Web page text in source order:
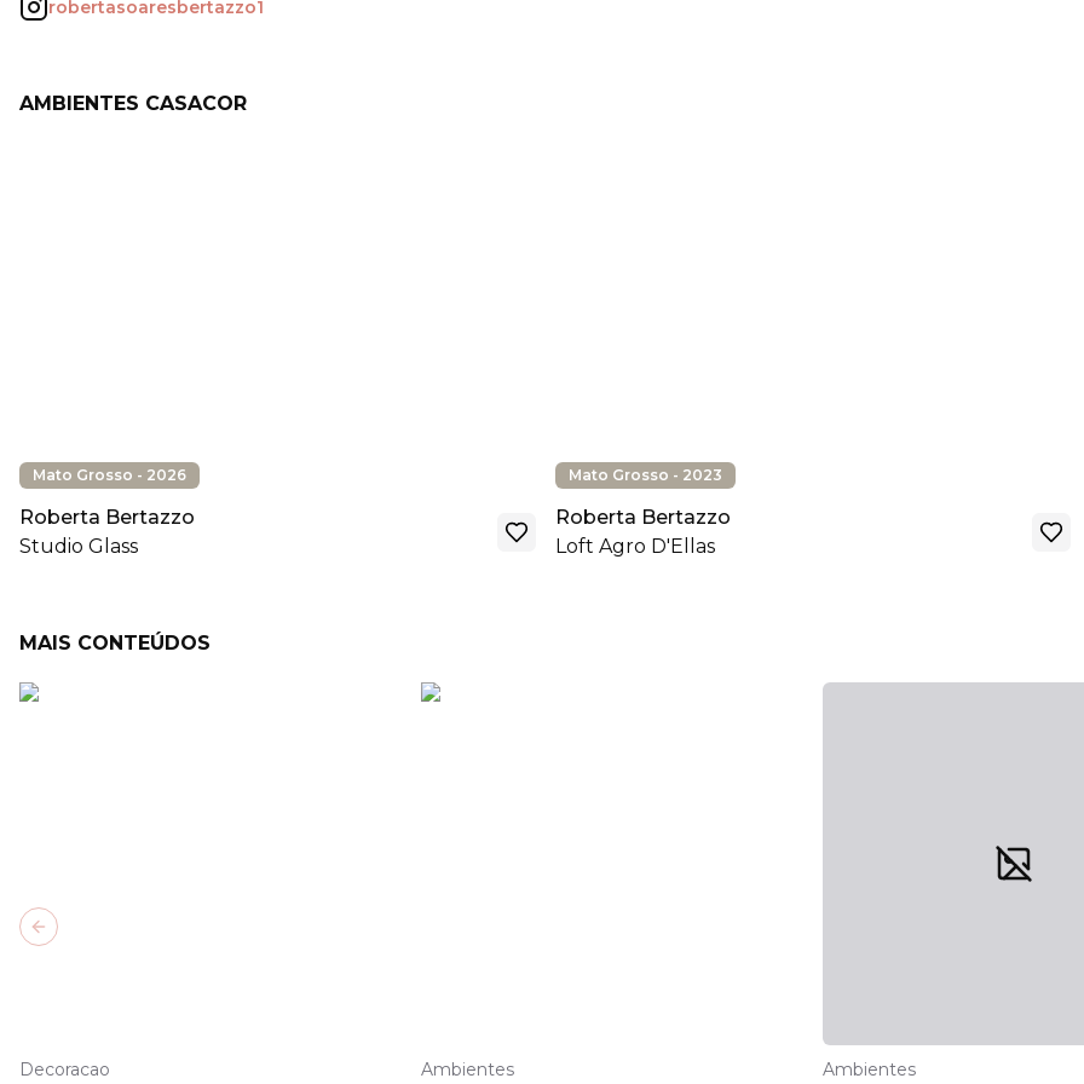
robertasoaresbertazzo1
AMBIENTES CASACOR
Mato Grosso - 2026
Roberta Bertazzo
Studio Glass
Mato Grosso - 2023
Roberta Bertazzo
Loft Agro D'Ellas
MAIS CONTEÚDOS
Decoracao Ambientes Ambientes
Previous slide